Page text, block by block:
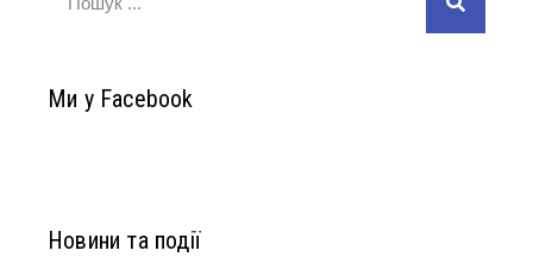
Ми у Facebook
Новини та події